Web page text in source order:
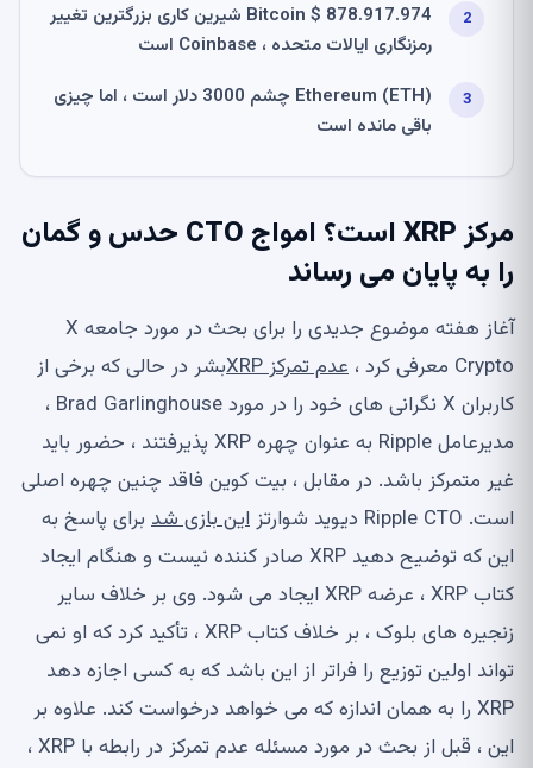
878.917.974 $ Bitcoin شیرین کاری بزرگترین تغییر
رمزنگاری ایالات متحده ، Coinbase است
Ethereum (ETH) چشم 3000 دلار است ، اما چیزی
باقی مانده است
مرکز XRP است؟ امواج CTO حدس و گمان
را به پایان می رساند
آغاز هفته موضوع جدیدی را برای بحث در مورد جامعه X
Crypto معرفی کرد ،
عدم تمرکز XRP
بشر در حالی که برخی از
کاربران X نگرانی های خود را در مورد Brad Garlinghouse ،
مدیرعامل Ripple به عنوان چهره XRP پذیرفتند ، حضور باید
غیر متمرکز باشد. در مقابل ، بیت کوین فاقد چنین چهره اصلی
است. Ripple CTO دیوید شوارتز
این بازی شد برای پاسخ به
این که توضیح دهید XRP صادر کننده نیست و هنگام ایجاد
کتاب XRP ، عرضه XRP ایجاد می شود. وی بر خلاف سایر
زنجیره های بلوک ، بر خلاف کتاب XRP ، تأکید کرد که او نمی
تواند اولین توزیع را فراتر از این باشد که به کسی اجازه دهد
XRP را به همان اندازه که می خواهد درخواست کند. علاوه بر
این ، قبل از بحث در مورد مسئله عدم تمرکز در رابطه با XRP ،